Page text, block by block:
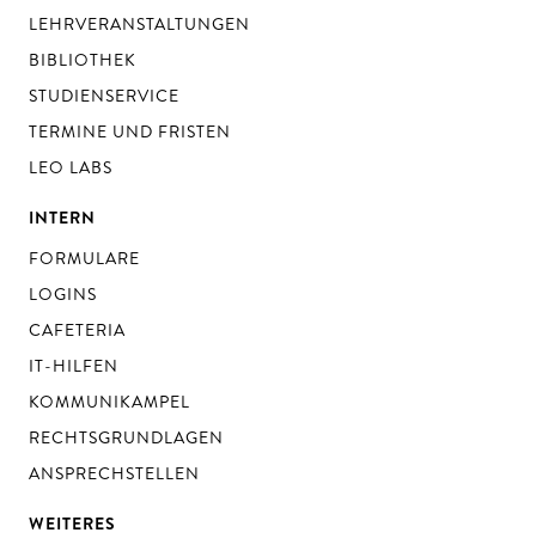
LEHRVERANSTALTUNGEN
BIBLIOTHEK
STUDIENSERVICE
TERMINE UND FRISTEN
LEO LABS
INTERN
FORMULARE
LOGINS
CAFETERIA
IT-HILFEN
KOMMUNIKAMPEL
RECHTSGRUNDLAGEN
ANSPRECHSTELLEN
WEITERES